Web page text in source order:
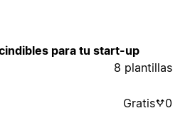
para tu start-up
8 plantillas
Gratis 0